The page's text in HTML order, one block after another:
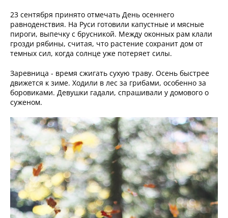
23 сентября принято отмечать День осеннего
равноденствия. На Руси готовили капустные и мясные
пироги, выпечку с брусникой. Между оконных рам клали
грозди рябины, считая, что растение сохранит дом от
темных сил, когда солнце уже потеряет силы.
Заревница - время сжигать сухую траву. Осень быстрее
движется к зиме. Ходили в лес за грибами, особенно за
боровиками. Девушки гадали, спрашивали у домового о
суженом.